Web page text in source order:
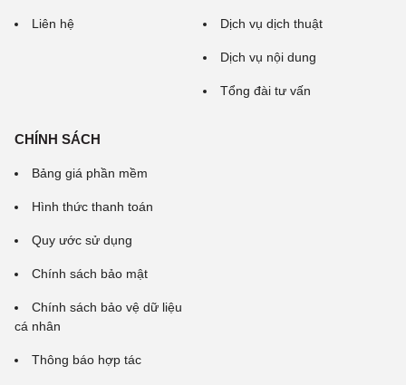
Liên hệ Dịch vụ dịch thuật
Dịch vụ nội dung
Tổng đài tư vấn
CHÍNH SÁCH
Bảng giá phần mềm
Hình thức thanh toán
Quy ước sử dụng
Chính sách bảo mật
Chính sách bảo vệ dữ liệu
cá nhân
Thông báo hợp tác